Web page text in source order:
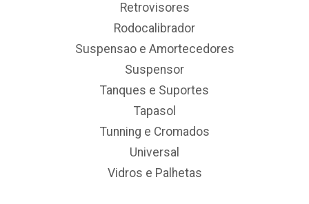
Retrovisores
Rodocalibrador
Suspensao e Amortecedores
Suspensor
Tanques e Suportes
Tapasol
Tunning e Cromados
Universal
Vidros e Palhetas